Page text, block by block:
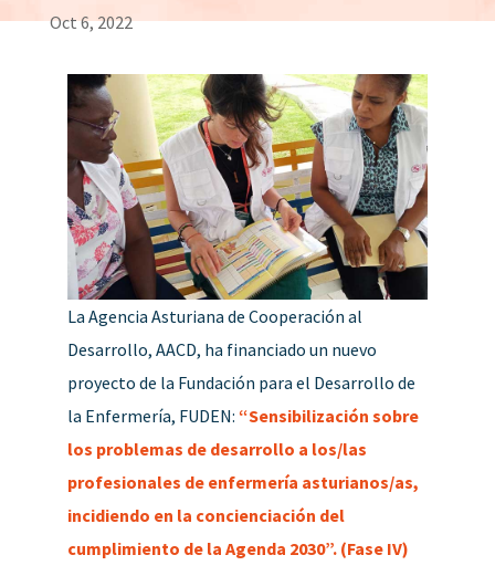
Oct 6, 2022
La Agencia Asturiana de Cooperación al
Desarrollo, AACD, ha financiado un nuevo
proyecto de la Fundación para el Desarrollo de
la Enfermería, FUDEN: “Sensibilización sobre
los problemas de desarrollo a los/las
profesionales de enfermería asturianos/as,
incidiendo en la concienciación del
cumplimiento de la Agenda 2030”. (Fase IV)